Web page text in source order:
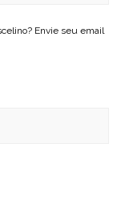
Envie seu email